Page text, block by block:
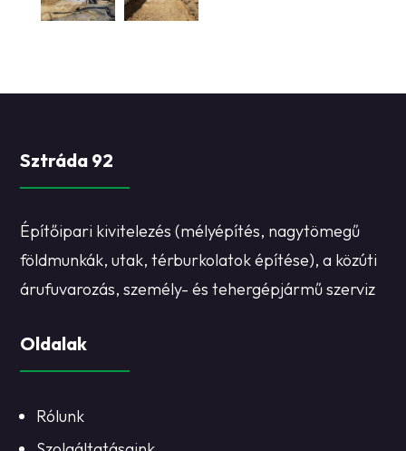
Sztráda 92
Építőipari kivitelezés (mélyépítés, nagytömegű
földmunkák, utak, térburkolatok építése), a közúti
árufuvarozás, személy- és tehergépjármű szerviz
Oldalak
Rólunk